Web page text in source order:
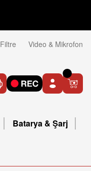
Filtre Video & Mikrofon
Batarya & Şarj